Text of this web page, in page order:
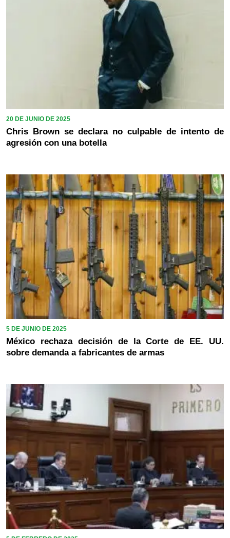
20 DE JUNIO DE 2025
Chris Brown se declara no culpable de intento de
agresión con una botella
5 DE JUNIO DE 2025
México rechaza decisión de la Corte de EE. UU.
sobre demanda a fabricantes de armas